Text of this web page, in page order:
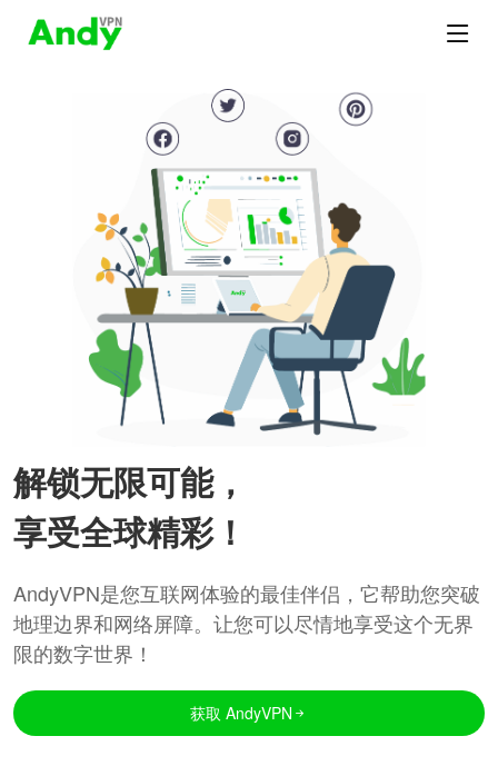
解锁无限可能，
享受全球精彩！
AndyVPN是您互联网体验的最佳伴侣，它帮助您突破
地理边界和网络屏障。让您可以尽情地享受这个无界
限的数字世界！
获取 AndyVPN